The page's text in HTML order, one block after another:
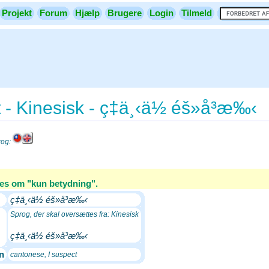
Projekt Forum Hjælp Brugere Login Tilmeld
Kinesisk - ç‡ä¸‹ä½ éš»å³æ‰‹
om "kun betydning".
ç‡ä¸‹ä½ éš»å³æ‰‹
Sprog, der skal oversættes fra: Kinesisk
ç‡ä¸‹ä½ éš»å³æ‰‹
cantonese, I suspect